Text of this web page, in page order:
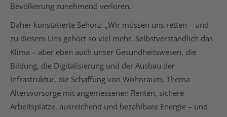
Bevölkerung zunehmend verloren.
Daher konstatierte Sehorz: „Wir müssen uns retten – und
zu diesem Uns gehört so viel mehr. Selbstverständlich das
Klima – aber eben auch unser Gesundheitswesen, die
Bildung, die Digitalisierung und der Ausbau der
Infrastruktur, die Schaffung von Wohnraum, Thema
Altersvorsorge mit angemessenen Renten, sichere
Arbeitsplätze, ausreichend und bezahlbare Energie – und